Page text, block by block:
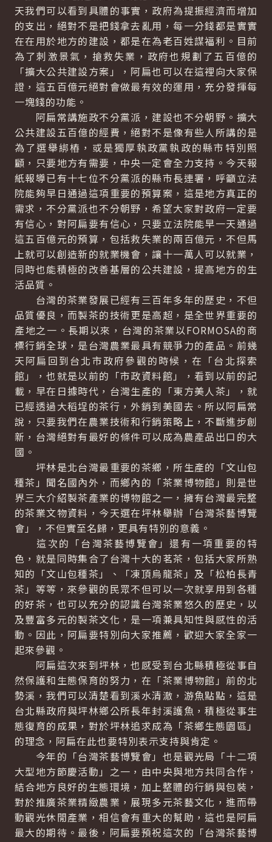
天我們可以看到具體的事實，政府為提振經濟而增加
的支出，絕對不是把錢拿去亂用，每一分錢都是實實
在在用於地方的建設，都是在為老百姓謀福利。目前
為了刺激景氣，搶救失業，政府也規劃了五百億的
「擴大公共建設方案」，阿扁也可以在這裡向大家保
證，這五百億元絕對會做最有效的運用，充分發揮每
一塊錢的功能。
阿扁常講施政不分黨派，建設也不分朝野。擴大
公共建設五百億的經費，絕對不是像有些人所講的是
為了選舉綁樁，或是獨厚執政黨執政的縣市特別照
顧，只要地方有需要，中央一定會全力支持。今天報
紙報導已有十七位不分黨派的縣市長連署，呼籲立法
院能夠早日通過這項重要的預算案，這是地方真正的
需求，不分黨派也不分朝野，希望大家對政府一定要
有信心，對阿扁要有信心，只要立法院能早一天通過
這五百億元的預算，包括救失業的兩百億元，不但馬
上就可以創造新的就業機會，讓十一萬人可以就業，
同時也能積極的改善基層的公共建設，提高地方的生
活品質。
台灣的茶業發展已經有三百年多年的歷史，不但
品質優良，而製茶的技術更是高超，是全世界重要的
產地之一。長期以來，台灣的茶業以FORMOSA的商
標行銷全球，是台灣農業最具有競爭力的產品。前幾
天阿扁回到台北市政府參觀的時候，在「台北探索
館」，也就是以前的「市政資料館」，看到以前的記
載，早在日據時代，台灣生產的「東方美人茶」，就
已經透過大稻埕的茶行，外銷到美國去。所以阿扁常
說，只要我們在農業技術和行銷策略上，不斷進步創
新，台灣絕對有最好的條件可以成為農產品出口的大
國。
坪林是北台灣最重要的茶鄉，所生產的「文山包
種茶」聞名國內外，而鄉內的「茶業博物館」則是世
界三大介紹製茶產業的博物館之一，擁有台灣最完整
的茶業文物資料，今天選在坪林舉辦「台灣茶藝博覽
會」，不但實至名歸，更具有特別的意義。
這次的「台灣茶藝博覽會」還有一項重要的特
色，就是同時集合了台灣十大的茗茶，包括大家所熟
知的「文山包種茶」、「凍頂烏龍茶」及「松柏長青
茶」等等，來參觀的民眾不但可以一次就享用到各種
的好茶，也可以充分的認識台灣茶業悠久的歷史，以
及豐富多元的製茶文化，是一項兼具知性與感性的活
動。因此，阿扁要特別向大家推薦，歡迎大家全家一
起來參觀。
阿扁這次來到坪林，也感受到台北縣積極從事自
然保護和生態保育的努力，在「茶業博物館」前的北
勢溪，我們可以清楚看到溪水清澈，游魚點點，這是
台北縣政府與坪林鄉公所長年封溪護魚，積極從事生
態復育的成果，對於坪林追求成為「茶鄉生態園區」
的理念，阿扁在此也要特別表示支持與肯定。
今年的「台灣茶藝博覽會」也是觀光局「十二項
大型地方節慶活動」之一，由中央與地方共同合作，
結合地方良好的生態環境，加上整體的行銷與包裝，
對於推廣茶業精緻農業，展現多元茶藝文化，進而帶
動觀光休閒產業，相信會有重大的幫助，這也是阿扁
最大的期待。最後，阿扁要預祝這次的「台灣茶藝博